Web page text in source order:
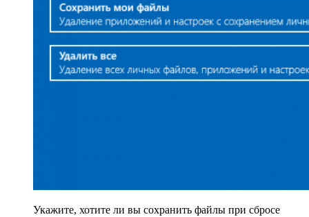
Укажите, хотите ли вы сохранить файлы при сбросе